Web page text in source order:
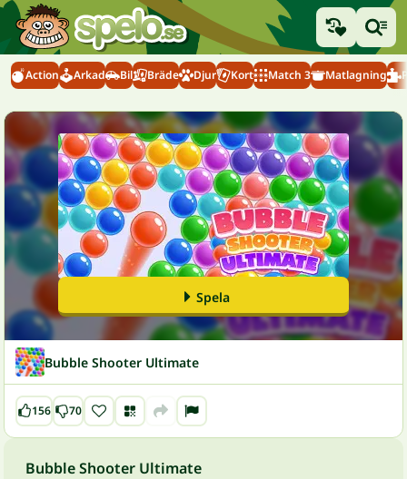
Action Arkad Bil Bräde Djur Kort Match 3 Matlagning
Spela
Bubble Shooter Ultimate
156 70
Bubble Shooter Ultimate